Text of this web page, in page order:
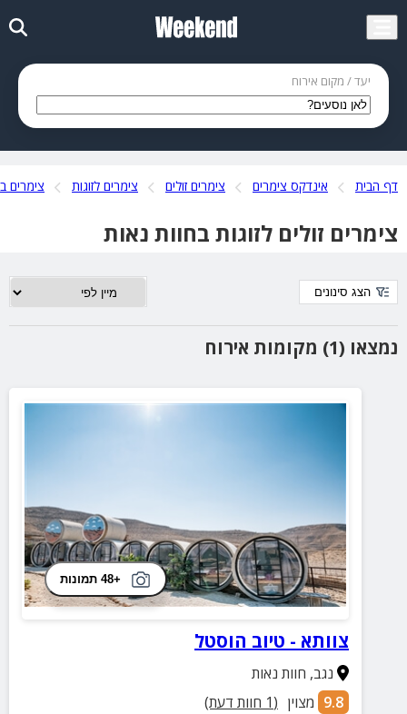
יעד / מקום אירוח
דף הבית אינדקס צימרים צימרים זולים צימרים לזוגות צימרים
צימרים זולים לזוגות בחוות נאות
נמצאו (1) מקומות אירוח
הצג סינונים
+48 תמונות
צוותא - טיוב הוסטל
נגב, חוות נאות
9.8 מצוין (
1 חוות דעת)